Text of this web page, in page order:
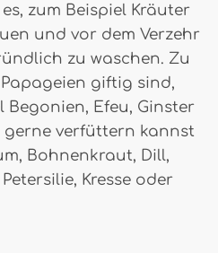
zum Beispiel Kräuter
und vor dem Verzehr
zu waschen. Zu
giftig sind,
Begonien, Efeu, Ginster
gerne verfüttern kannst
Bohnenkraut, Dill,
Kresse oder